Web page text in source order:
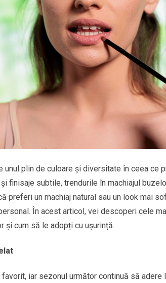
plin de culoare și diversitate în ceea ce
finisaje subtile, trendurile în machiajul
preferi un machiaj natural sau un look mai
În acest articol, vei descoperi cele
și cum să le adopți cu ușurință.
iar sezonul următor continuă să